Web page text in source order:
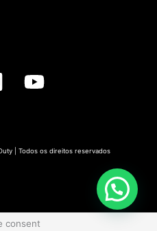
| Todos os direitos reservados
consent